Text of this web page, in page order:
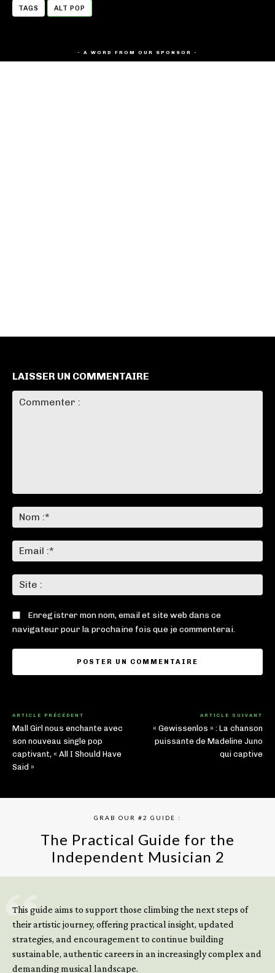
TAGS ALT POP
- A WORD FROM OUR SPONSOR -
LAISSER UN COMMENTAIRE
:*
:*
:
Enregistrer mon nom, email et site web dans ce
navigateur pour la prochaine fois que je commenterai.
ARTICLE PRÉCÉDENT
Mall Girl nous enchante avec
son nouveau single pop
captivant, « All I Should Have
Said »
ARTICLE SUIVANT
« Gewissenlos » : La chanson
puissante de Madeline Juno
qui captive
GRAB OUR #2 GUIDE :
The Practical Guide for the
Independent Musician 2
This guide aims to support those climbing the next steps of
their artistic journey, offering practical insight, updated
strategies, and encouragement to continue building
sustainable, authentic careers in an increasingly complex and
demanding musical landscape.